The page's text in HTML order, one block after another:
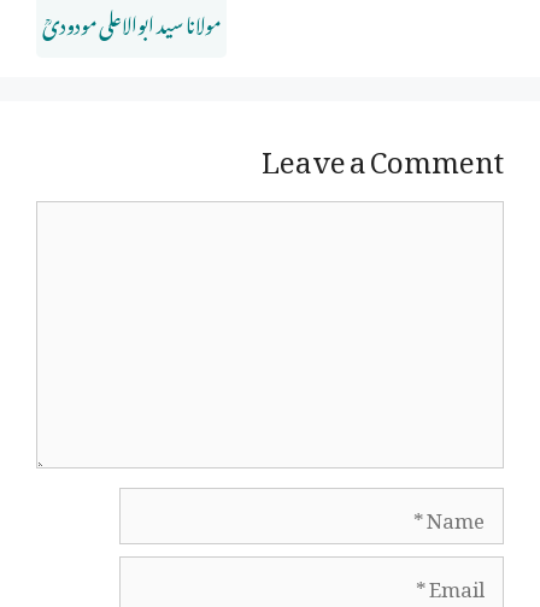
مولانا سید ابوالاعلی مودودیؒ
Leave a Comment
Name
Email